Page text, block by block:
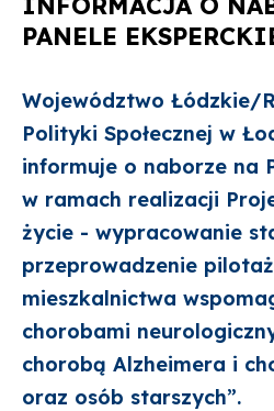
na
stronie
w
wersji
ze
PANELE
Województwo Łódzkie/
Polityki Społecznej w
informuje o naborze na
w ramach realizacji
życie - wypracowanie
przeprowadzenie
mieszkalnictwa
chorobami
chorobą Alzheimera i
oraz osób starszych”.